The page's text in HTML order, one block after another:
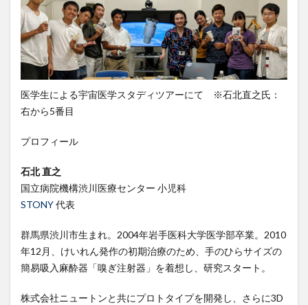
医学生による宇宙医学スタディツアーにて ※石北直之氏：
右から5番目
プロフィール
石北 直之
国立病院機構渋川医療センター 小児科
STONY代表
群馬県渋川市生まれ。2004年岩手医科大学医学部卒業。2010
年12月、けいれん発作の初期治療のため、手のひらサイズの
簡易吸入麻酔器「嗅ぎ注射器」を着想し、研究スタート。
株式会社ニュートンと共にプロトタイプを開発し、さらに3D